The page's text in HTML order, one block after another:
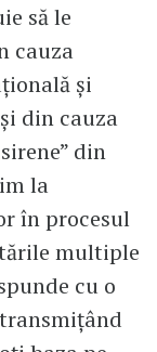
să le
cauza
și
din cauza
din
la
în procesul
multiple
cu o